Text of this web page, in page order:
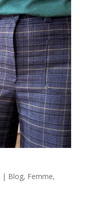
| Blog, Femme,